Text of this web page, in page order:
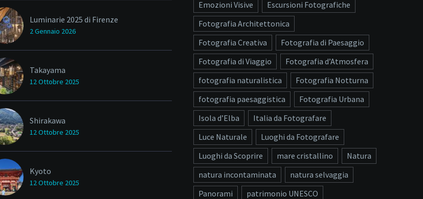
Luminarie 2025 di Firenze
2 Gennaio 2026
Takayama
12 Ottobre 2025
Shirakawa
12 Ottobre 2025
Kyoto
12 Ottobre 2025
Emozioni Visive
Escursioni Fotografiche
Fotografia Architettonica
Fotografia Creativa
Fotografia di Paesaggio
Fotografia di Viaggio
Fotografia d’Atmosfera
fotografia naturalistica
Fotografia Notturna
fotografia paesaggistica
Fotografia Urbana
Isola d’Elba
Italia da Fotografare
Luce Naturale
Luoghi da Fotografare
Luoghi da Scoprire
mare cristallino
Natura
natura incontaminata
natura selvaggia
Panorami
patrimonio UNESCO